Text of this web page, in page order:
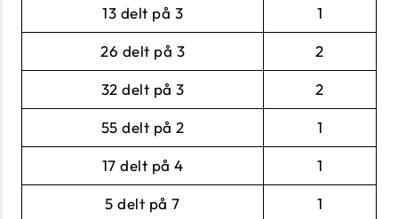
13 delt på 3 1
26 delt på 3 2
32 delt på 3 2
55 delt på 2 1
17 delt på 4 1
5 delt på 7 1